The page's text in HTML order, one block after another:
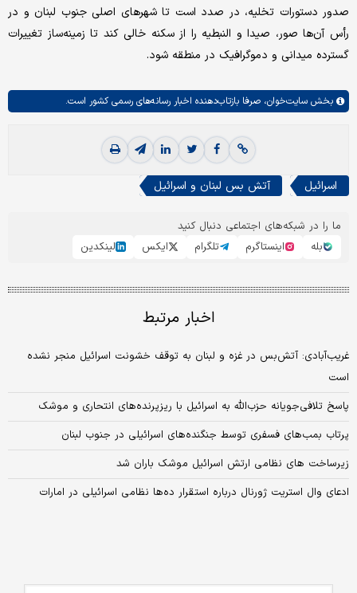
صدور دستورات تخلیه، در صدد است تا شهرهای اصلی جنوب لبنان و در
رأس آن‌ها صور، صیدا و النبطیه را از سکنه خالی کند تا زمینه‌ساز تغییرات
گسترده میدانی و دموگرافیک در منطقه شود.
بخش سایت‌خوان، صرفا بازتاب‌دهنده اخبار رسانه‌های رسمی کشور است.
اسرائیل آتش بس لبنان و اسرائیل
ما را در شبکه‌های اجتماعی دنبال کنید
بله
اینستاگرم تلگرام ایکس لینکدین
اخبار مرتبط
غریب‌آبادی: آتش‌بس در غزه و لبنان به توقف خشونت اسرائیل منجر نشده
است
پاسخ تلافی‌جویانه حزب‌الله به اسرائیل با ریزپرنده‌های انتحاری و موشک
پرتاب بمب‌های فسفری توسط جنگنده‌های اسرائیلی در جنوب لبنان
زیرساخت‌ های نظامی ارتش اسرائیل موشک باران شد
ادعای وال استریت ژورنال درباره استقرار ده‌ها نظامی اسرائیلی در امارات